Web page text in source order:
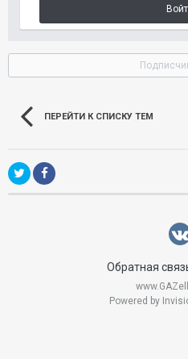
ПЕРЕЙТИ К СПИСКУ ТЕМ
Обратная
Powered by